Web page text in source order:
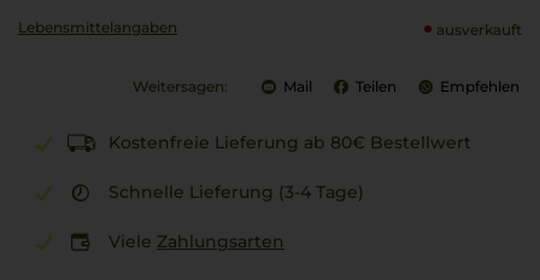
Lebensmittel­angaben ausverkauft
Weitersagen: Mail Teilen Empfehlen
Kostenfreie Lieferung ab 80€ Bestellwert
Schnelle Lieferung (3-4 Tage)
Viele Zahlungsarten